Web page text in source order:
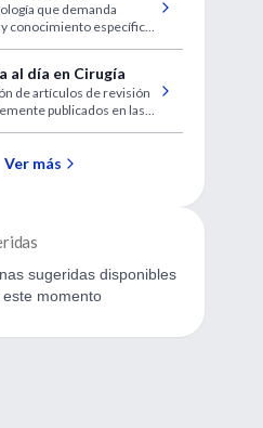
se localizan en
clave
que demanda
conocimiento específico
al día en Cirugía
de artículos de revisión
publicados en las
Ver más
sugeridas disponibles
este momento